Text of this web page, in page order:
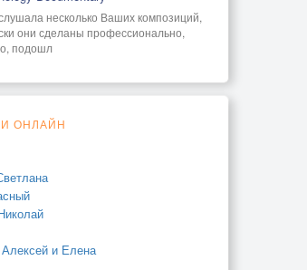
несколько Ваших композиций,
они сделаны профессионально,
подошл
ОНЛАЙН
и Елена